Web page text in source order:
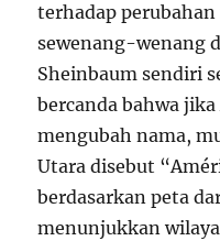
terhadap
sewenang-wenang
Sheinbaum sendiri
bercanda bahwa
mengubah nama,
Utara disebut
berdasarkan peta
menunjukkan